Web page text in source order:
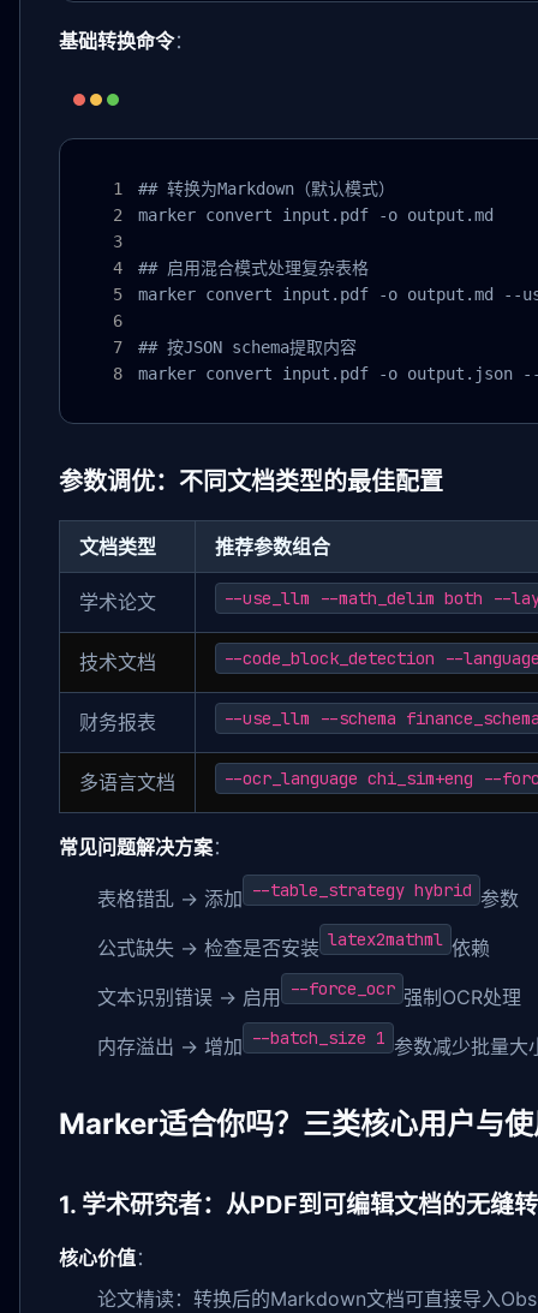
基础转换命令：
## 转换为Markdown（默认模式）
marker convert input.pdf -o output.md
## 启用混合模式处理复杂表格
marker convert input.pdf -o output.md --
## 按JSON schema提取内容
marker convert input.pdf -o output.json --
参数调优：不同文档类型的最佳配置
文档类型 推荐参数组合
学术论文 --use_llm --math_delim both --
技术文档 --code_block_detection --
财务报表 --use_llm --schema
多语言文档 --ocr_language chi_sim+eng --
常见问题解决方案：
表格错乱 → 添加 --table_strategy hybrid 参数
公式缺失 → 检查是否安装 latex2mathml 依赖
文本识别错误 → 启用 --force_ocr 强制OCR处理
内存溢出 → 增加 --batch_size 1 参数减少批量大
Marker适合你吗？三类核心用户与
1. 学术研究者：从PDF到可编辑文档的无缝
核心价值：
论文精读：转换后的Markdown文档可直接导入